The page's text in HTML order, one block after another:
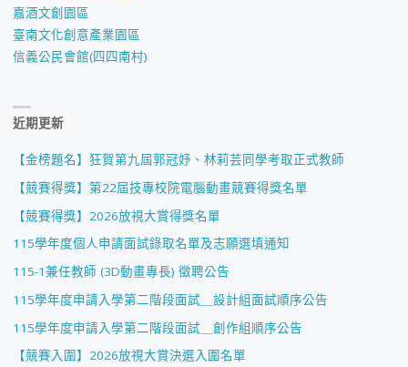
嘉酒文創園區
臺南文化創意產業園區
信義公民會館(四四南村)
近期更新
【金榜題名】狂賀第九屆郭冠妤、林莉芸同學考取正式教師
【競賽得獎】第22屆技專校院電腦動畫競賽得獎名單
【競賽得獎】2026放視大賞得獎名單
115學年度個人申請面試錄取名單及志願選填通知
115-1兼任教師 (3D動畫專長) 徵聘公告
115學年度申請入學第二階段面試＿設計組面試順序公告
115學年度申請入學第二階段面試＿創作組順序公告
【競賽入圍】2026放視大賞決選入圍名單